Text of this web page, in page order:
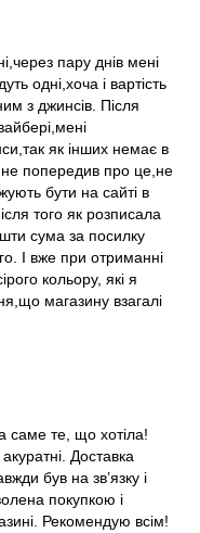
пару днів мені
одні,хоча і вартість
з джинсів. Після
як інших немає в
не попередив про це,не
бути на сайті в
того як розписала
сума за посилку
І вже при отриманні
кольору, які я
магазину взагалі
саме те, що хотіла!
Доставка
був на зв’язку і
покупкою і
Рекомендую всім!